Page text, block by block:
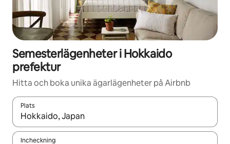
Semesterlägenheter i Hokkaido
prefektur
Hitta och boka unika ägarlägenheter på Airbnb
Plats
När resultaten är tillgängliga kan du navigera med upp- och
Incheckning